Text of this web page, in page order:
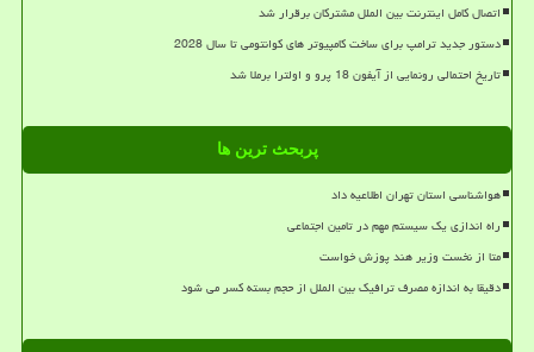
اتصال کامل اینترنت بین الملل مشترکان برقرار شد
دستور جدید ترامپ برای ساخت کامپیوتر های کوانتومی تا سال 2028
تاریخ احتمالی رونمایی از آیفون 18 پرو و اولترا برملا شد
پربحث ترین ها
هواشناسی استان تهران اطلاعیه داد
راه اندازی یک سیستم مهم در تامین اجتماعی
متا از نخست وزیر هند پوزش خواست
دقیقا به اندازه مصرف ترافیک بین الملل از حجم بسته کسر می شود